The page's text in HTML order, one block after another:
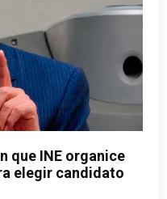
que INE organice
elegir candidato